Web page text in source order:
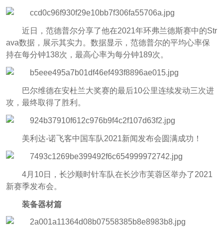
近日，范德普尔分享了他在2021年环弗兰德斯赛中的Str
ava数据，展示其实力。数据显示，范德普尔的平均心率保
持在每分钟138次，最高心率为每分钟189次。
巴尔维德在安杜兰大奖赛的最后10公里连续发动三次进
攻，最终取得了胜利。
美利达-诺飞客中国车队2021新闻发布会圆满成功！
4月10日，长沙顺时针车队在长沙市芙蓉区举办了2021
新赛季发布会。
装备器材篇